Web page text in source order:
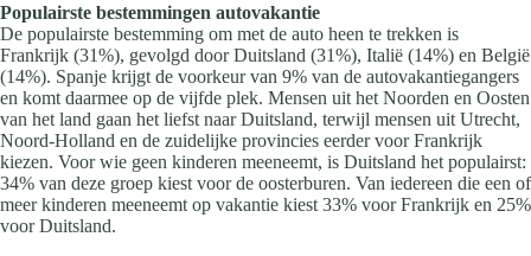
Populairste bestemmingen autovakantie
De populairste bestemming om met de auto heen te trekken is
Frankrijk (31%), gevolgd door Duitsland (31%), Italië (14%) en België
(14%). Spanje krijgt de voorkeur van 9% van de autovakantiegangers
en komt daarmee op de vijfde plek. Mensen uit het Noorden en Oosten
van het land gaan het liefst naar Duitsland, terwijl mensen uit Utrecht,
Noord-Holland en de zuidelijke provincies eerder voor Frankrijk
kiezen. Voor wie geen kinderen meeneemt, is Duitsland het populairst:
34% van deze groep kiest voor de oosterburen. Van iedereen die een of
meer kinderen meeneemt op vakantie kiest 33% voor Frankrijk en 25%
voor Duitsland.